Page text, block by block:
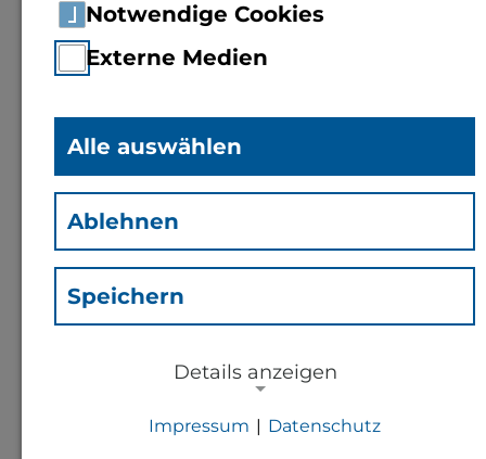
Prof. Dr.-Ing.Stephan Eder
(Ede)
Professor für Technische
Konstruktion (CAD/CAE)
Notwendige Cookies
Externe Medien
Alle auswählen
Ablehnen
Speichern
Details anzeigen
Impressum | Datenschutz